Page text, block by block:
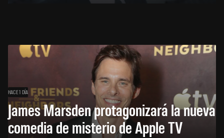
HACE 1 DÍA
James Marsden protagonizará la nueva
comedia de misterio de Apple TV